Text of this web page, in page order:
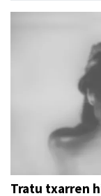
Tratu txarren